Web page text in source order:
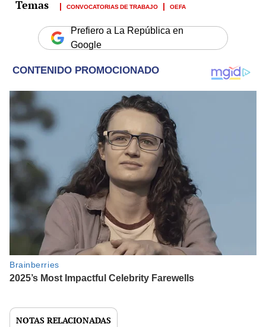
CONVOCATORIAS DE TRABAJO OEFA
Prefiero a La República en
Google
NOTAS RELACIONADAS